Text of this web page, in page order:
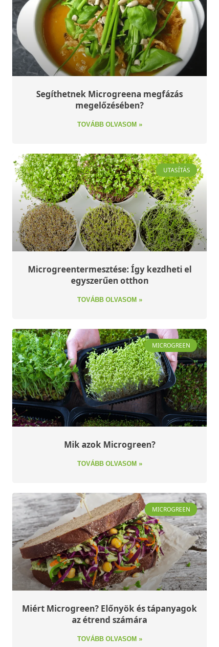
Segíthetnek Microgreena megfázás
megelőzésében?
TOVÁBB OLVASOM »
UTASÍTÁS
Microgreentermesztése: Így kezdheti el
egyszerűen otthon
TOVÁBB OLVASOM »
MICROGREEN
Mik azok Microgreen?
TOVÁBB OLVASOM »
MICROGREEN
Miért Microgreen? Előnyök és tápanyagok
az étrend számára
TOVÁBB OLVASOM »